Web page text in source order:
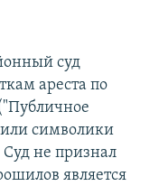
суд
ареста по
символики
не признал
является